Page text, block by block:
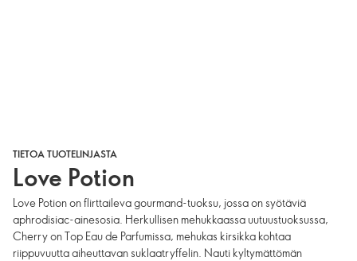
TIETOA TUOTELINJASTA
Love Potion
Love Potion on flirttaileva gourmand-tuoksu, jossa on syötäviä
aphrodisiac-ainesosia. Herkullisen mehukkaassa uutuustuoksussa,
Cherry on Top Eau de Parfumissa, mehukas kirsikka kohtaa
riippuvuutta aiheuttavan suklaatryffelin. Nauti kyltymättömän